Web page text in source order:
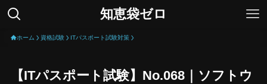
知恵袋ゼロ
ホーム 資格試験 ITパスポート試験対策
【ITパスポート試験】No.068｜ソフトウ